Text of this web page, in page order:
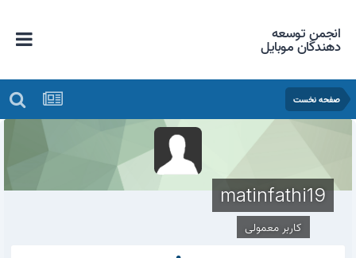
انجمن توسعه
دهندگان موبایل
صفحه نخست
matinfathi19
کاربر معمولی